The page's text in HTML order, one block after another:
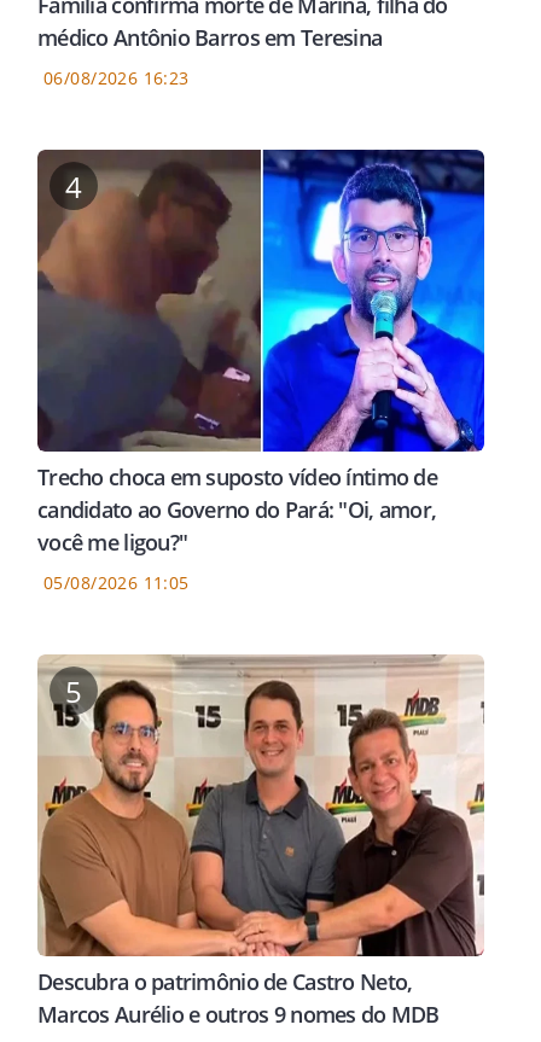
médico Antônio Barros em Teresina
06/08/2026 16:23
4
Trecho choca em suposto vídeo íntimo de
candidato ao Governo do Pará: "Oi, amor,
você me ligou?"
05/08/2026 11:05
5
Descubra o patrimônio de Castro Neto,
Marcos Aurélio e outros 9 nomes do MDB